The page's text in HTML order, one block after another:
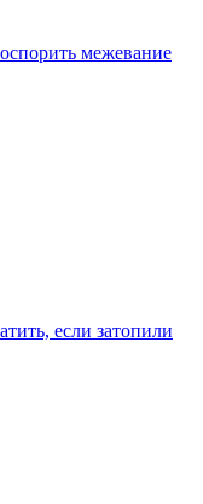
межевание
если затопили